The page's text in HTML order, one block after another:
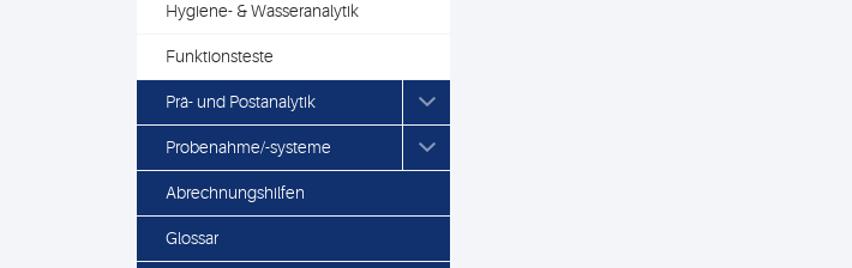
Hygiene- & Wasseranalytik
Funktionsteste
Prä- und Postanalytik
Probenahme/-systeme
Abrechnungshilfen
Glossar